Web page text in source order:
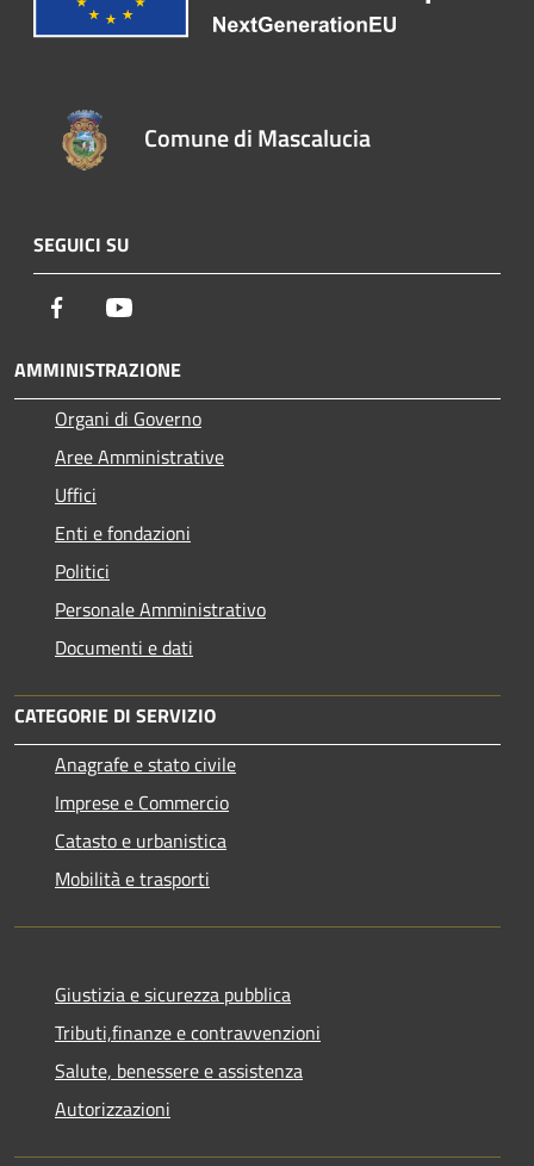
Comune di Mascalucia
SEGUICI SU
Facebook
AMMINISTRAZIONE
Organi di Governo
Aree Amministrative
Uffici
Enti e fondazioni
Politici
Personale Amministrativo
Documenti e dati
CATEGORIE DI SERVIZIO
Anagrafe e stato civile
Imprese e Commercio
Catasto e urbanistica
Mobilità e trasporti
Giustizia e sicurezza pubblica
Tributi,finanze e contravvenzioni
Salute, benessere e assistenza
Autorizzazioni